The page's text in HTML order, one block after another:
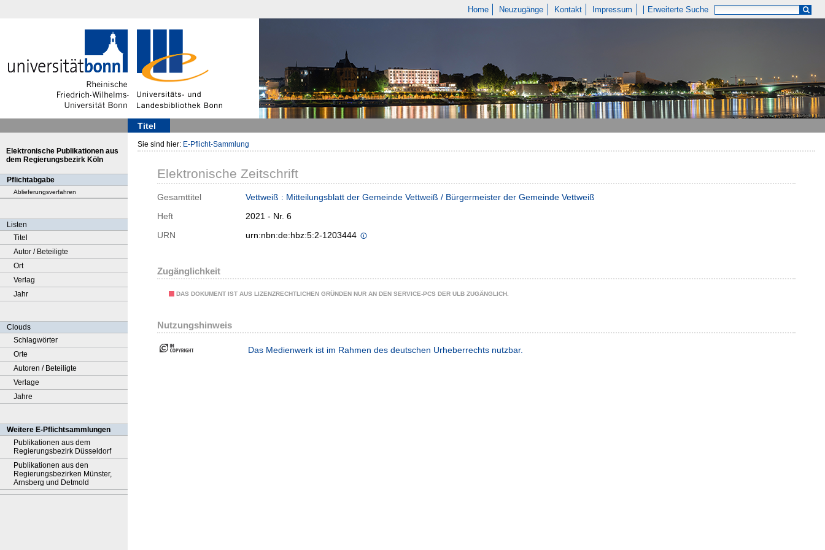
Home Neuzugänge Kontakt Impressum Erweiterte Suche
Titel
Elektronische Publikationen aus
dem Regierungsbezirk Köln
Pflichtabgabe
Ablieferungsverfahren
Listen
Titel
Autor / Beteiligte
Ort
Verlag
Jahr
Clouds
Schlagwörter
Orte
Autoren / Beteiligte
Verlage
Jahre
Weitere E-Pflichtsammlungen
Publikationen aus dem
Regierungsbezirk Düsseldorf
Publikationen aus den
Regierungsbezirken Münster,
Arnsberg und Detmold
Sie sind hier: E-Pflicht-Sammlung
Elektronische Zeitschrift
Gesamttitel
Vettweiß : Mitteilungsblatt der Gemeinde Vettweiß / Bürgermeister der Gemeinde Vettweiß
Heft
2021 - Nr. 6
URN
urn:nbn:de:hbz:5:2-1203444
Zugänglichkeit
DAS DOKUMENT IST AUS LIZENZRECHTLICHEN GRÜNDEN NUR AN DEN SERVICE-PCS DER ULB ZUGÄNGLICH.
Nutzungshinweis
Das Medienwerk ist im Rahmen des deutschen Urheberrechts nutzbar.